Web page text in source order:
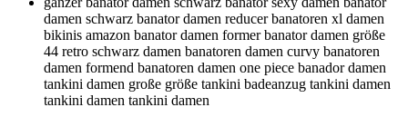
damen schwarz banator damen reducer banatoren xl damen
bikinis amazon banator damen former banator damen größe
44 retro schwarz damen banatoren damen curvy banatoren
damen formend banatoren damen one piece banador damen
tankini damen große größe tankini badeanzug tankini damen
tankini damen tankini damen